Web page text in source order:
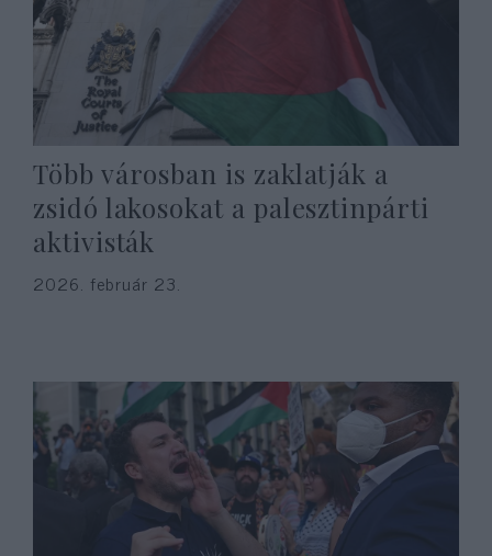
Több városban is zaklatják a
zsidó lakosokat a palesztinpárti
aktivisták
2026. február 23.